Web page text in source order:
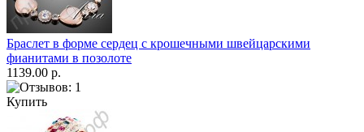
Браслет в форме сердец с крошечными швейцарскими
фианитами в позолоте
1139.00 р.
Купить